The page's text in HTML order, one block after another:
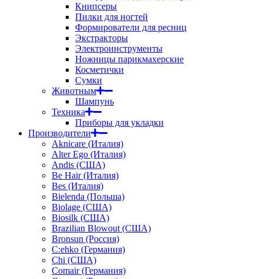
Книпсеры
Пилки для ногтей
Формирователи для ресниц
Экстракторы
Электроинструменты
Ножницы парикмахерские
Косметички
Сумки
Животным
Шампунь
Техника
Приборы для укладки
Производители
Aknicare (Италия)
Alter Ego (Италия)
Andis (США)
Be Hair (Италия)
Bes (Италия)
Bielenda (Польша)
Biolage (США)
Biosilk (США)
Brazilian Blowout (США)
Bronsun (Россия)
C:ehko (Германия)
Chi (США)
Comair (Германия)